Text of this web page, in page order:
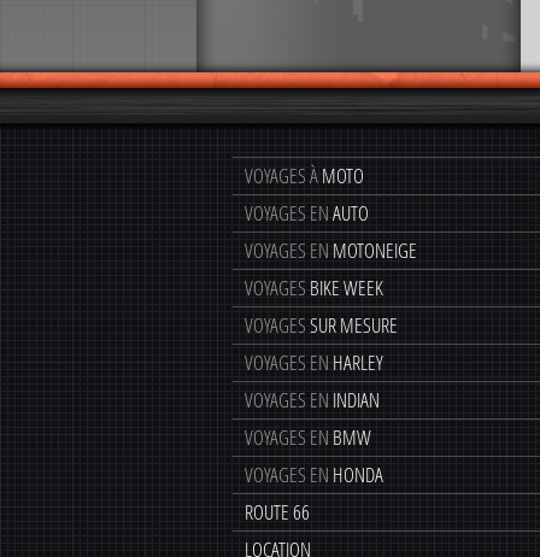
VOYAGES ÀMOTO
VOYAGES ENAUTO
VOYAGES EN MOTONEIGE
VOYAGESBIKE WEEK
VOYAGESSUR MESURE
VOYAGES ENHARLEY
VOYAGES EN INDIAN
VOYAGES ENBMW
VOYAGES EN HONDA
ROUTE 66
LOCATION